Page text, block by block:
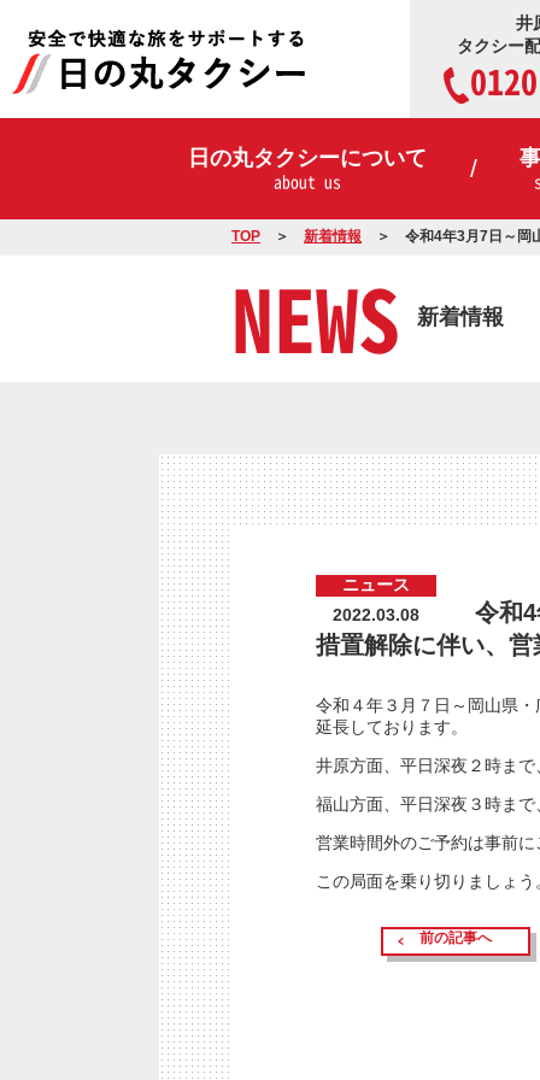
井
タクシー
日の丸タクシーについて
about us
TOP 新着情報 令和4年3月7日～岡
NEWS 新着情報
ニュース
2022.03.08
令和
措置解除に伴い、
令和４年３月７日～岡山県
延長しております。
井原方面、平日深夜２時ま
福山方面、平日深夜３時ま
営業時間外のご予約は事前
この局面を乗り切りましょう
前の記事へ